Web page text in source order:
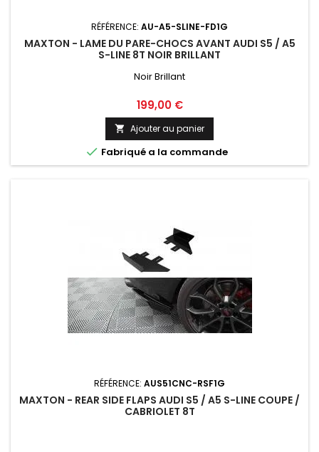
RÉFÉRENCE: AU-A5-SLINE-FD1G
MAXTON - LAME DU PARE-CHOCS AVANT AUDI S5 / A5
S-LINE 8T NOIR BRILLANT
Noir Brillant
Prix
199,00 €
 Ajouter au panier
 Fabriqué a la commande
RÉFÉRENCE: AUS51CNC-RSF1G
MAXTON - REAR SIDE FLAPS AUDI S5 / A5 S-LINE COUPE /
CABRIOLET 8T